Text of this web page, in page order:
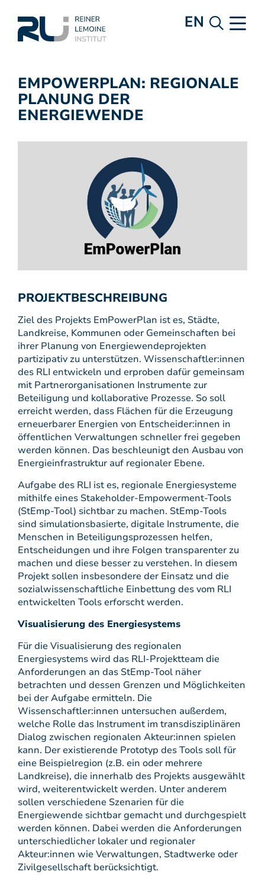
EN
EMPOWERPLAN: REGIONALE
PLANUNG DER
ENERGIEWENDE
PROJEKTBESCHREIBUNG
Ziel des Projekts EmPowerPlan ist es, Städte,
Landkreise, Kommunen oder Gemeinschaften bei
ihrer Planung von Energiewendeprojekten
partizipativ zu unterstützen. Wissenschaftler:innen
des RLI entwickeln und erproben dafür gemeinsam
mit Partnerorganisationen Instrumente zur
Beteiligung und kollaborative Prozesse. So soll
erreicht werden, dass Flächen für die Erzeugung
erneuerbarer Energien von Entscheider:innen in
öffentlichen Verwaltungen schneller frei gegeben
werden können. Das beschleunigt den Ausbau von
Energieinfrastruktur auf regionaler Ebene.
Aufgabe des RLI ist es, regionale Energiesysteme
mithilfe eines Stakeholder-Empowerment-Tools
(StEmp-Tool) sichtbar zu machen. StEmp-Tools
sind simulationsbasierte, digitale Instrumente, die
Menschen in Beteiligungsprozessen helfen,
Entscheidungen und ihre Folgen transparenter zu
machen und diese besser zu verstehen. In diesem
Projekt sollen insbesondere der Einsatz und die
sozialwissenschaftliche Einbettung des vom RLI
entwickelten Tools erforscht werden.
Visualisierung des Energiesystems
Für die Visualisierung des regionalen
Energiesystems wird das RLI-Projektteam die
Anforderungen an das StEmp-Tool näher
betrachten und dessen Grenzen und Möglichkeiten
bei der Aufgabe ermitteln. Die
Wissenschaftler:innen untersuchen außerdem,
welche Rolle das Instrument im transdisziplinären
Dialog zwischen regionalen Akteur:innen spielen
kann. Der existierende Prototyp des Tools soll für
eine Beispielregion (z.B. ein oder mehrere
Landkreise), die innerhalb des Projekts ausgewählt
wird, weiterentwickelt werden. Unter anderem
sollen verschiedene Szenarien für die
Energiewende sichtbar gemacht und durchgespielt
werden können. Dabei werden die Anforderungen
unterschiedlicher lokaler und regionaler
Akteur:innen wie Verwaltungen, Stadtwerke oder
Zivilgesellschaft berücksichtigt.